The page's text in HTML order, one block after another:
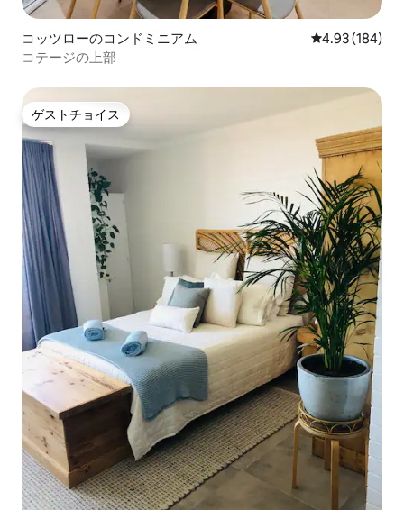
コッツローのコンドミニアム レビュー184
4.93 (184)
コテージの上部
ゲストチョイス
ゲストチョイス